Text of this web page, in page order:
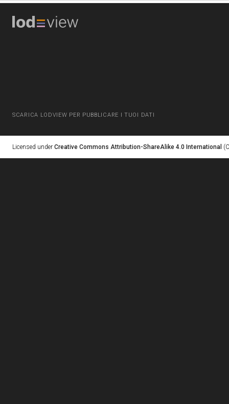
SCARICA LODVIEW PER PUBBLICARE I TUOI DATI
Licensed under Creative Commons Attribution-ShareAlike 4.0 International